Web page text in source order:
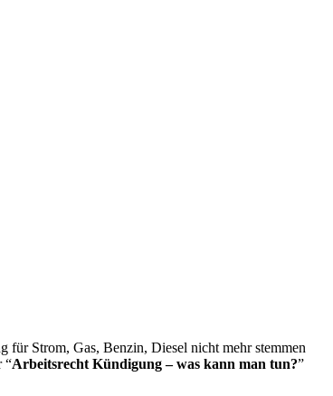
für Strom, Gas, Benzin, Diesel nicht mehr stemmen
“Arbeitsrecht Kündigung – was kann man tun?”